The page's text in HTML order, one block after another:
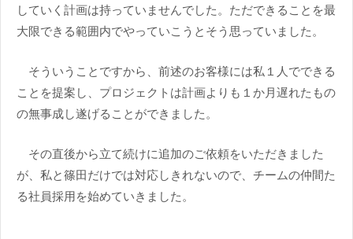
していく計画は持っていませんでした。ただできることを最
大限できる範囲内でやっていこうとそう思っていました。
そういうことですから、前述のお客様には私１人でできる
ことを提案し、プロジェクトは計画よりも１か月遅れたもの
の無事成し遂げることができました。
その直後から立て続けに追加のご依頼をいただきました
が、私と篠田だけでは対応しきれないので、チームの仲間た
る社員採用を始めていきました。